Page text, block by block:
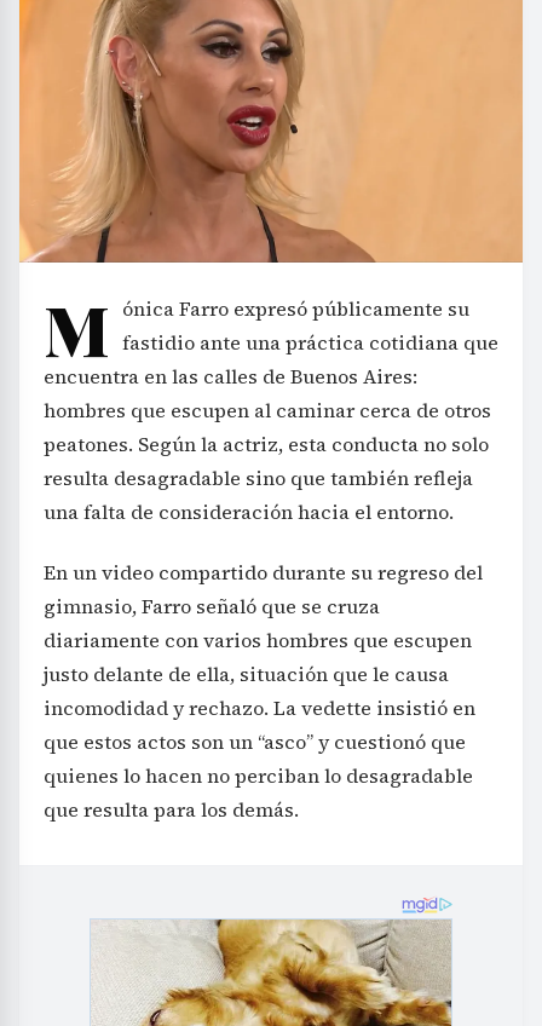
M ónica Farro expresó públicamente su
fastidio ante una práctica cotidiana que
encuentra en las calles de Buenos Aires:
hombres que escupen al caminar cerca de otros
peatones. Según la actriz, esta conducta no solo
resulta desagradable sino que también refleja
una falta de consideración hacia el entorno.
En un video compartido durante su regreso del
gimnasio, Farro señaló que se cruza
diariamente con varios hombres que escupen
justo delante de ella, situación que le causa
incomodidad y rechazo. La vedette insistió en
que estos actos son un “asco” y cuestionó que
quienes lo hacen no perciban lo desagradable
que resulta para los demás.